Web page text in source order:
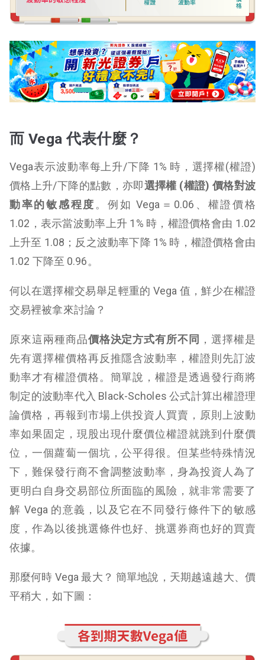
而 Vega代表什麼？
Vega表示波動率每上升/下降 1% 時，選擇權(權證)
價格上升/下降的點數，亦即選擇權 (權證) 價格對波
動率的敏感程度 。例如 Vega＝0.06、權證價格
1.02，表示當波動率上升 1% 時，權證價格會由 1.02
上升至 1.08；反之波動率下降 1% 時，權證價格會由
1.02 下降至 0.96。
何以在選擇權交易舉足輕重的 Vega 值，鮮少在權證
交易裡被拿來討論？
原來這兩種商品價格決定方式有所不同 ，選擇權是
先有選擇權價格再反推隱含波動率，權證則先訂波
動率才有權證價格。簡單說，權證是透過發行商將
制定的波動率代入 Black-Scholes 公式計算出權證理
論價格，再報到市場上供投資人買賣，原則上波動
率如果固定，現股出現什麼價位權證就跳到什麼價
位，一個蘿蔔一個坑，公平得很。但某些特殊情況
下，難保發行商不會調整波動率，身為投資人為了
更明白自身交易部位所面臨的風險，就非常需要了
解 Vega 的意義，以及它在不同發行條件下的敏感
度，作為以後挑選條件也好、挑選券商也好的買賣
依據。
那麼何時 Vega 最大？ 簡單地說，天期越遠越大、價
平稍大，如下圖：